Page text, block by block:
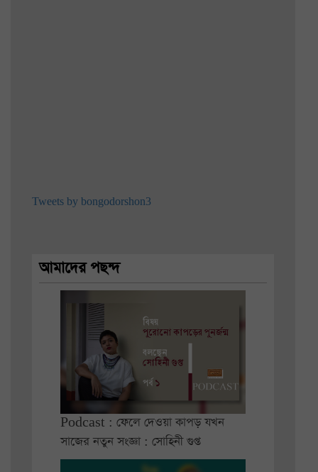
Tweets by bongodorshon3
আমাদের পছন্দ
Podcast : ফেলে দেওয়া কাপড় যখন
সাজের নতুন সংজ্ঞা : সোহিনী গুপ্ত